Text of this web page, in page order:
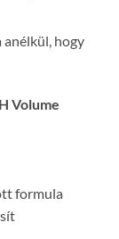
anélkül, hogy
Volume
formula